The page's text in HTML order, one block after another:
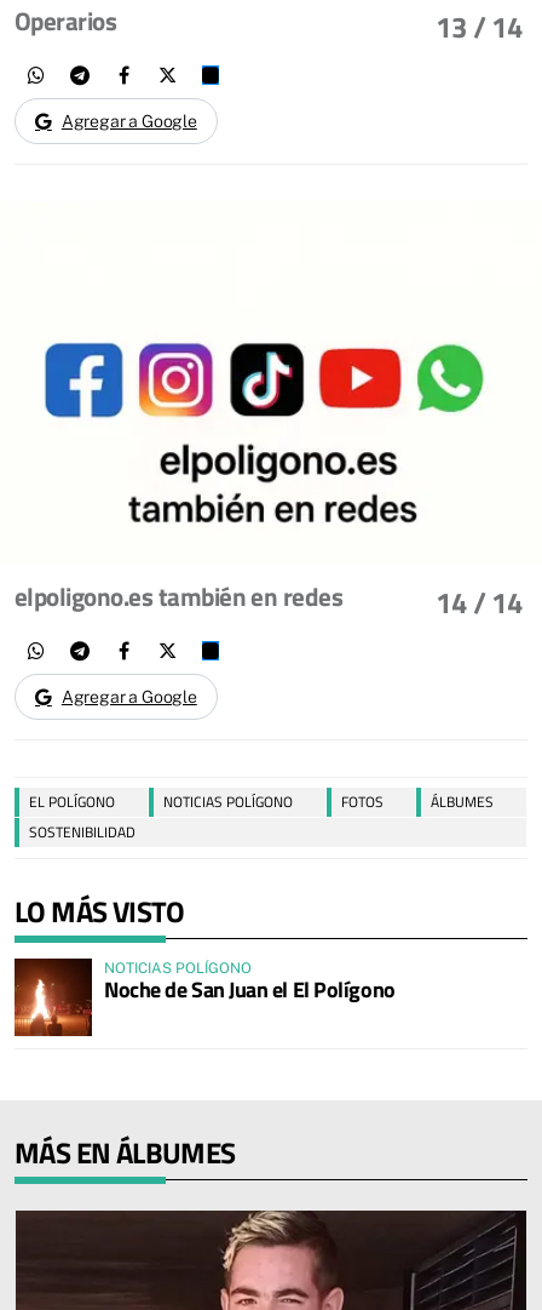
13/ 14
Operarios
Agregar a Google
14/ 14
elpoligono.es también en redes
Agregar a Google
EL POLÍGONO NOTICIAS POLÍGONO FOTOS
ÁLBUMES
SOSTENIBILIDAD
LO MÁS VISTO
NOTICIAS POLÍGONO
Noche de San Juan el El Polígono
MÁS EN ÁLBUMES